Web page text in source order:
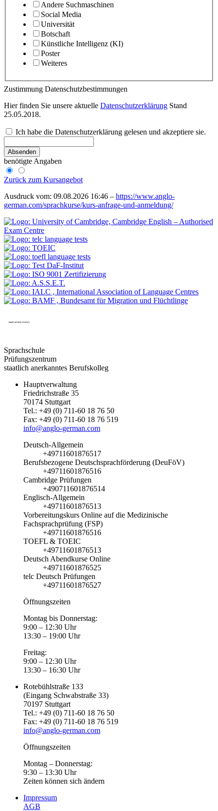
Andere Suchmaschinen
Social Media
Universität
Botschaft
Künstliche Intelligenz (KI)
Poster
Weiteres
Zustimmung Datenschutzbestimmungen
Hier finden Sie unsere aktuelle Datenschutzerklärung Stand
25.05.2018.
Ich habe die Datenschutzerklärung gelesen und akzeptiere sie.
Absenden
benötigte Angaben
Zurück zum Kursangebot
Ausdruck vom: 09.08.2026 16:46 – https://www.anglo-
german.com/sprachkurse/kurs-anfrage-und-anmeldung/
Sprachschule
Prüfungszentrum
staatlich anerkanntes Berufskolleg
Hauptverwaltung
Friedrichstraße 35
70174 Stuttgart
Tel.: +49 (0) 711-60 18 76 50
Fax: +49 (0) 711-60 18 76 519
info@anglo-german.com
Deutsch-Allgemein
+49711601876517
Berufsbezogene Deutschsprachförderung (DeuFöV)
+49711601876516
Cambridge Prüfungen
+490711601876514
Englisch-Allgemein
+49711601876513
Vorbereitungskurs Online auf die Medizinische
Fachsprachprüfung (FSP)
+49711601876516
TOEFL & TOEIC
+49711601876513
Deutsch Abendkurse Online
+49711601876525
telc Deutsch Prüfungen
+49711601876527
Öffnungszeiten
Montag bis Donnerstag:
9:00 – 12:30 Uhr
13:30 – 19:00 Uhr
Freitag:
9:00 – 12:30 Uhr
13:30 – 16:30 Uhr
Rotebühlstraße 133
(Eingang Schwabstraße 33)
70197 Stuttgart
Tel.: +49 (0) 711-60 18 76 50
Fax: +49 (0) 711-60 18 76 519
info@anglo-german.com
Öffnungszeiten
Montag – Donnerstag:
9:30 – 13:30 Uhr
Zeiten können sich ändern
Impressum
AGB